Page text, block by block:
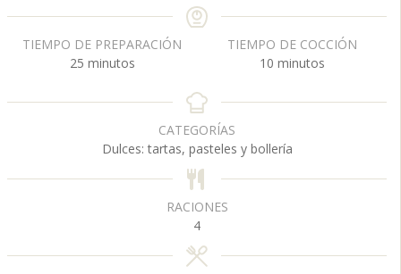
TIEMPO DE PREPARACIÓN
25m
n
s
minutos
TIEMPO DE COCCIÓN
10m
n
o
s
minutos
CATEGORÍAS
Dulces: tartas, pasteles y bollería
RACIONES
4